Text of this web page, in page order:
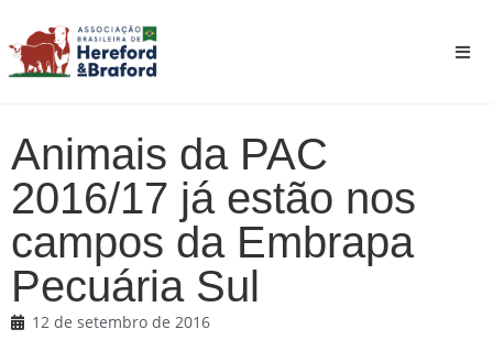
Animais da PAC
2016/17 já estão nos
campos da Embrapa
Pecuária Sul
12 de setembro de 2016